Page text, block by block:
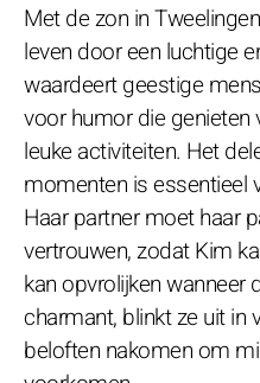
Met de zon in
leven door een luchtige
waardeert geestige
voor humor die genieten
leuke activiteiten. Het
momenten is essentieel
Haar partner moet haar
vertrouwen, zodat Kim
kan opvrolijken wanneer
charmant, blinkt ze uit in
beloften nakomen om